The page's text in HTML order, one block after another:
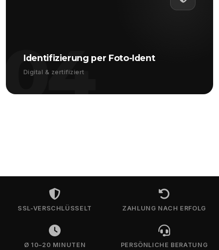
04
Identifizierung per Foto-Ident
Digital & zertifiziert
SSL-VERSCHLÜSSELT ZAHLUNG NACH ERFOLG
Ø 10–20 MINUTEN PERSÖNLICHE BERATUNG